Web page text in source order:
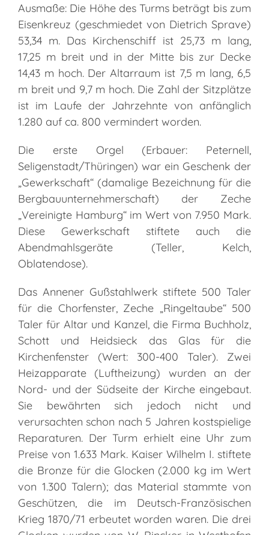
Ausmaße: Die Höhe des Turms beträgt bis zum
Eisenkreuz (geschmiedet von Dietrich Sprave)
53,34 m. Das Kirchenschiff ist 25,73 m lang,
17,25 m breit und in der Mitte bis zur Decke
14,43 m hoch. Der Altarraum ist 7,5 m lang, 6,5
m breit und 9,7 m hoch. Die Zahl der Sitzplätze
ist im Laufe der Jahrzehnte von anfänglich
1.280 auf ca. 800 vermindert worden.
Die erste Orgel (Erbauer: Peternell,
Seligenstadt/Thüringen) war ein Geschenk der
„Gewerkschaft“ (damalige Bezeichnung für die
Bergbauunternehmerschaft) der Zeche
„Vereinigte Hamburg“ im Wert von 7.950 Mark.
Diese Gewerkschaft stiftete auch die
Abendmahlsgeräte (Teller, Kelch,
Oblatendose).
Das Annener Gußstahlwerk stiftete 500 Taler
für die Chorfenster, Zeche „Ringeltaube“ 500
Taler für Altar und Kanzel, die Firma Buchholz,
Schott und Heidsieck das Glas für die
Kirchenfenster (Wert: 300-400 Taler). Zwei
Heizapparate (Luftheizung) wurden an der
Nord- und der Südseite der Kirche eingebaut.
Sie bewährten sich jedoch nicht und
verursachten schon nach 5 Jahren kostspielige
Reparaturen. Der Turm erhielt eine Uhr zum
Preise von 1.633 Mark. Kaiser Wilhelm I. stiftete
die Bronze für die Glocken (2.000 kg im Wert
von 1.300 Talern); das Material stammte von
Geschützen, die im Deutsch-Französischen
Krieg 1870/71 erbeutet worden waren. Die drei